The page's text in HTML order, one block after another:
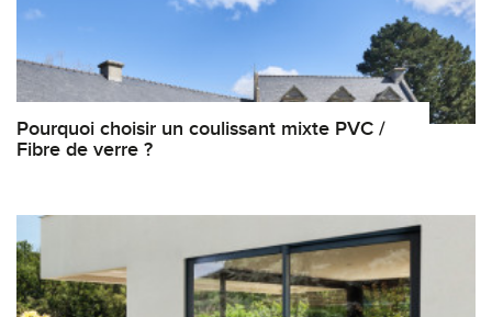
Pourquoi choisir un coulissant mixte PVC /
Fibre de verre ?